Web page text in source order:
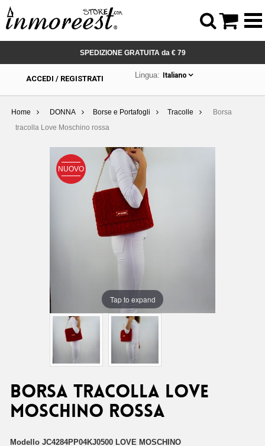
SPEDIZIONE GRATUITA da € 79
ACCEDI / REGISTRATI Lingua: Italiano
Home DONNA Borse e Portafogli Tracolle
Borsa
tracolla Love Moschino rossa
NUOVO
Tap to expand
Borsa tracolla Love
Moschino rossa
Modello JC4284PP04KJ0500 LOVE MOSCHINO
 